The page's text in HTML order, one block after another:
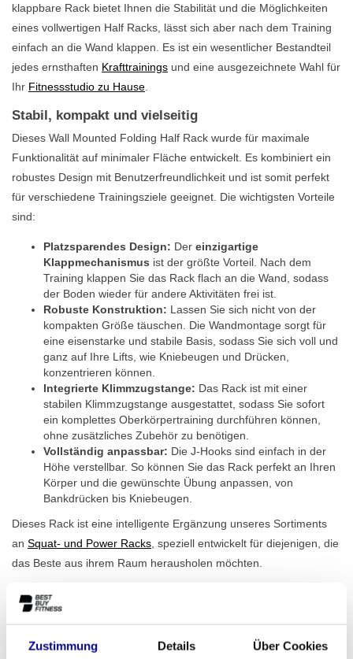
Zustimmung Details Über Cookies
klappbare Rack bietet Ihnen die Stabilität und die Möglichkeiten
eines vollwertigen Half Racks, lässt sich aber nach dem Training
einfach an die Wand klappen. Es ist ein wesentlicher Bestandteil
jedes ernsthaften Krafttrainings und eine ausgezeichnete Wahl für
Ihr Fitnessstudio zu Hause
Stabil, kompakt und vielseitig
Dieses Wall Mounted Folding Half Rack wurde für maximale
Funktionalität auf minimaler Fläche entwickelt. Es kombiniert ein
robustes Design mit Benutzerfreundlichkeit und ist somit perfekt
für verschiedene Trainingsziele geeignet. Die wichtigsten Vorteile
sind:
Platzsparendes Design: Der einzigartige
Klappmechanismus ist der größte Vorteil. Nach dem
Training klappen Sie das Rack flach an die Wand, sodass
der Boden wieder für andere Aktivitäten frei ist.
Robuste Konstruktion: Lassen Sie sich nicht von der
kompakten Größe täuschen. Die Wandmontage sorgt für
eine eisenstarke und stabile Basis, sodass Sie sich voll und
ganz auf Ihre Lifts, wie Kniebeugen und Drücken,
konzentrieren können.
Integrierte Klimmzugstange: Das Rack ist mit einer
stabilen Klimmzugstange ausgestattet, sodass Sie sofort
ein komplettes Oberkörpertraining durchführen können,
ohne zusätzliches Zubehör zu benötigen.
Vollständig anpassbar: Die J-Hooks sind einfach in der
Höhe verstellbar. So können Sie das Rack perfekt an Ihren
Körper und die gewünschte Übung anpassen, von
Bankdrücken bis Kniebeugen.
Dieses Rack ist eine intelligente Ergänzung unseres Sortiments
an Squat- und Power Racks , speziell entwickelt für diejenigen, die
das Beste aus ihrem Raum herausholen möchten.
Perfekt für Home-Gyms und professionelle Studios
Dieses klappbare Half Rack ist eine Lösung für alle, die Kraft und
Heimsportler ist dies der Schlüssel zu einem vollwertigen Home-